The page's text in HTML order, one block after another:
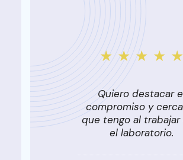
★ ★ ★ ★ ★
Quiero destacar
compromiso y
que tengo al trabajar
el laboratorio.